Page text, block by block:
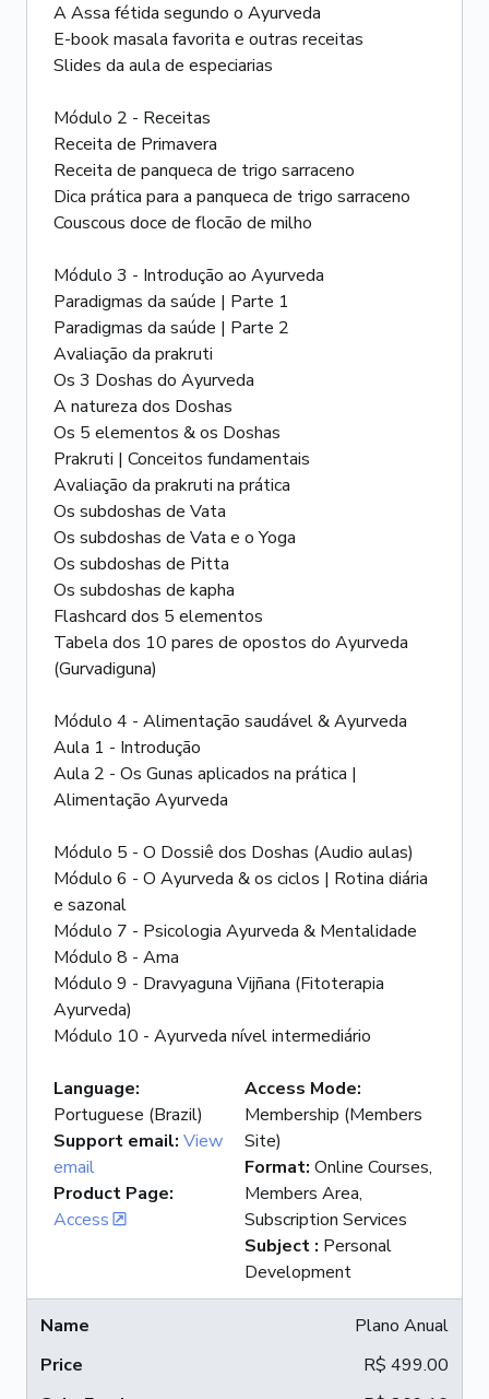
A Assa fétida segundo o Ayurveda
E-book masala favorita e outras receitas
Slides da aula de especiarias
Módulo 2 - Receitas
Receita de Primavera
Receita de panqueca de trigo sarraceno
Dica prática para a panqueca de trigo sarraceno
Couscous doce de flocão de milho
Módulo 3 - Introdução ao Ayurveda
Paradigmas da saúde | Parte 1
Paradigmas da saúde | Parte 2
Avaliação da prakruti
Os 3 Doshas do Ayurveda
A natureza dos Doshas
Os 5 elementos & os Doshas
Prakruti | Conceitos fundamentais
Avaliação da prakruti na prática
Os subdoshas de Vata
Os subdoshas de Vata e o Yoga
Os subdoshas de Pitta
Os subdoshas de kapha
Flashcard dos 5 elementos
Tabela dos 10 pares de opostos do Ayurveda
(Gurvadiguna)
Módulo 4 - Alimentação saudável & Ayurveda
Aula 1 - Introdução
Aula 2 - Os Gunas aplicados na prática |
Alimentação Ayurveda
Módulo 5 - O Dossiê dos Doshas (Audio aulas)
Módulo 6 - O Ayurveda & os ciclos | Rotina diária
e sazonal
Módulo 7 - Psicologia Ayurveda & Mentalidade
Módulo 8 - Ama
Módulo 9 - Dravyaguna Vijñana (Fitoterapia
Ayurveda)
Módulo 10 - Ayurveda nível intermediário
Language:
Portuguese (Brazil)
Support email: View
email
Product Page:
Access
Access Mode:
Membership (Members
Site)
Format: Online Courses,
Members Area,
Subscription Services
Subject : Personal
Development
Plano Anual
R$ 499.00